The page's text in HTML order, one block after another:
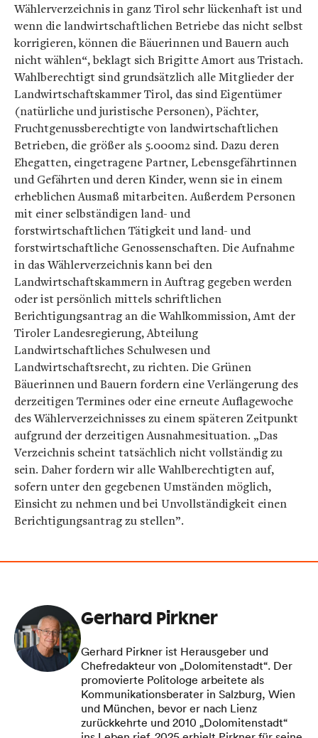
Wählerverzeichnis in ganz Tirol sehr lückenhaft ist und
wenn die landwirtschaftlichen Betriebe das nicht selbst
korrigieren, können die Bäuerinnen und Bauern auch
nicht wählen“, beklagt sich Brigitte Amort aus Tristach.
Wahlberechtigt sind grundsätzlich alle Mitglieder der
Landwirtschaftskammer Tirol, das sind Eigentümer
(natürliche und juristische Personen), Pächter,
Fruchtgenussberechtigte von landwirtschaftlichen
Betrieben, die größer als 5.000m2 sind. Dazu deren
Ehegatten, eingetragene Partner, Lebensgefährtinnen
und Gefährten und deren Kinder, wenn sie in einem
erheblichen Ausmaß mitarbeiten. Außerdem Personen
mit einer selbständigen land- und
forstwirtschaftlichen Tätigkeit und land- und
forstwirtschaftliche Genossenschaften. Die Aufnahme
in das Wählerverzeichnis kann bei den
Landwirtschaftskammern in Auftrag gegeben werden
oder ist persönlich mittels schriftlichen
Berichtigungsantrag an die Wahlkommission, Amt der
Tiroler Landesregierung, Abteilung
Landwirtschaftliches Schulwesen und
Landwirtschaftsrecht, zu richten. Die Grünen
Bäuerinnen und Bauern fordern eine Verlängerung des
derzeitigen Termines oder eine erneute Auflagewoche
des Wählerverzeichnisses zu einem späteren Zeitpunkt
aufgrund der derzeitigen Ausnahmesituation. „Das
Verzeichnis scheint tatsächlich nicht vollständig zu
sein. Daher fordern wir alle Wahlberechtigten auf,
sofern unter den gegebenen Umständen möglich,
Einsicht zu nehmen und bei Unvollständigkeit einen
Berichtigungsantrag zu stellen”.
Gerhard Pirkner
Gerhard Pirkner ist Herausgeber und
Chefredakteur von „Dolomitenstadt“. Der
promovierte Politologe arbeitete als
Kommunikationsberater in Salzburg, Wien
und München, bevor er nach Lienz
zurückkehrte und 2010 „Dolomitenstadt“